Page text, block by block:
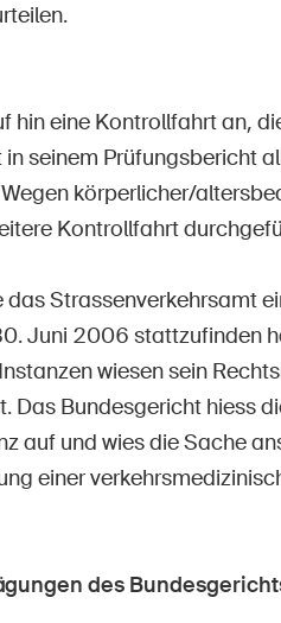
hin eine Kontrollfahrt an,
seinem Prüfungsbericht
körperlicher/
Kontrollfahrt
Strassenverkehrsamt
Juni 2006 stattzufinden
wiesen sein
Das Bundesgericht hiess
auf und wies die Sache
einer
des